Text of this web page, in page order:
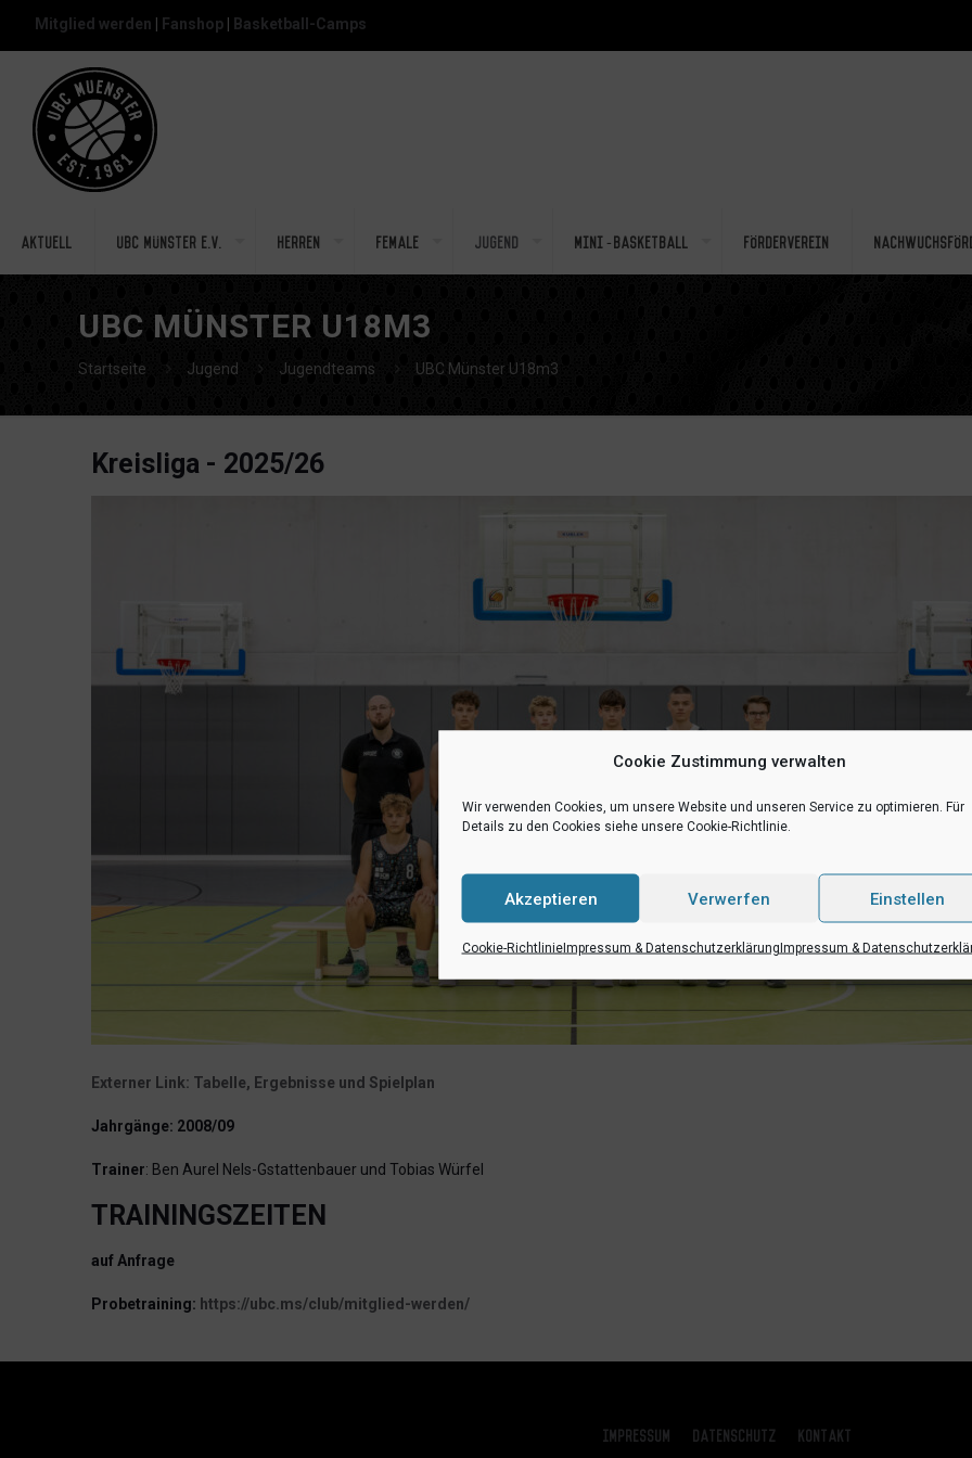
Cookie Zustimmung verwalten
Wir verwenden Cookies, um unsere Website und unseren Service zu optimieren. Für
Details zu den Cookies siehe unsere Cookie-Richtlinie.
Akzeptieren Verwerfen Einstellen
Cookie-RichtlinieImpressum & DatenschutzerklärungImpressum &
Mitglied werden Fanshop Basketball-Camps
Aktuell UBC Münster e.V. Herren Female Jugend Mini-Basketball Förderverein
UBC MÜNSTER U18M3
Startseite Jugend Jugendteams UBC Münster U18m3
Kreisliga - 2025/26
Externer Link: Tabelle, Ergebnisse und Spielplan
Jahrgänge: 2008/09
Trainer: Ben Aurel Nels-Gstattenbauer und Tobias Würfel
TRAININGSZEITEN
auf Anfrage
Probetraining: https://ubc.ms/club/mitglied-werden/
Impressum Datenschutz Kontakt